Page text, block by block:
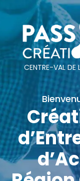
CENTRE-VAL DE